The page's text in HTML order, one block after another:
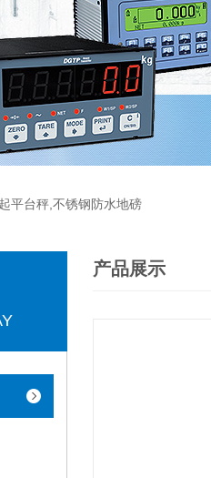
平台秤,不锈钢防水地磅
产品展示